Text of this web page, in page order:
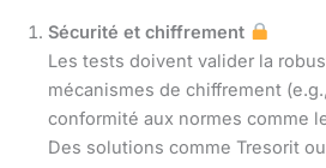
Sécurité et chiffrement
Les tests doivent valider la
mécanismes de chiffrement
conformité aux normes comme
Des solutions comme Tresorit